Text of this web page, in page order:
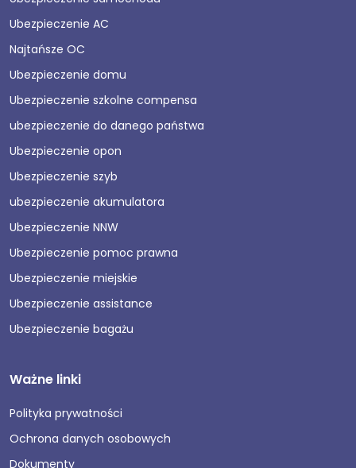
Ubezpieczenie AC
Najtańsze OC
Ubezpieczenie domu
Ubezpieczenie szkolne compensa
ubezpieczenie do danego państwa
Ubezpieczenie opon
Ubezpieczenie szyb
ubezpieczenie akumulatora
Ubezpieczenie NNW
Ubezpieczenie pomoc prawna
Ubezpieczenie miejskie
Ubezpieczenie assistance
Ubezpieczenie bagażu
Ważne linki
Polityka prywatności
Ochrona danych osobowych
Dokumenty